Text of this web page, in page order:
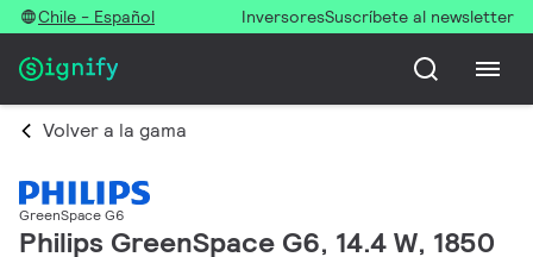
Chile - Español InversoresSuscríbete al newsletter
Volver a la gama
GreenSpace G6
Philips GreenSpace G6, 14.4 W, 1850